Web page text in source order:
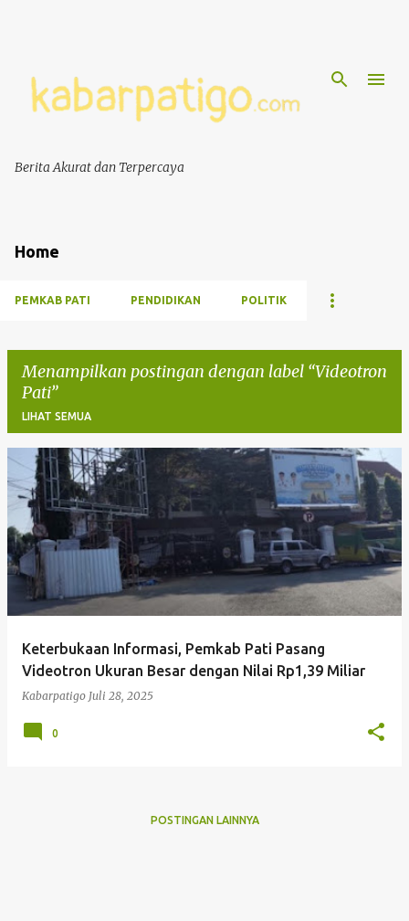
Berita Akurat dan Terpercaya
Home
PEMKAB PATI PENDIDIKAN POLITIK
Menampilkan postingan dengan label Videotron
Pati
LIHAT SEMUA
P
o
s
t
Keterbukaan Informasi, Pemkab Pati Pasang
Videotron Ukuran Besar dengan Nilai Rp1,39 Miliar
Kabarpatigo Juli 28, 2025
0
POSTINGAN LAINNYA